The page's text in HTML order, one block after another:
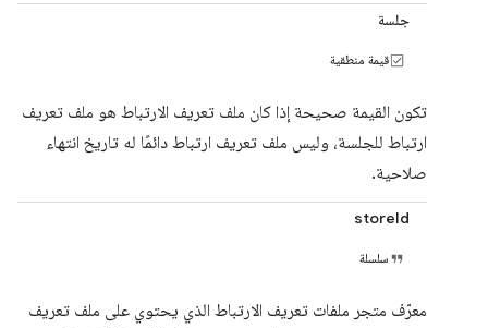
جلسة
قيمة منطقية
تكون القيمة صحيحة إذا كان ملف تعريف الارتباط هو ملف تعريف
ارتباط للجلسة، وليس ملف تعريف ارتباط دائمًا له تاريخ انتهاء
صلاحية.
storeId
سلسلة
معرّف متجر ملفات تعريف الارتباط الذي يحتوي على ملف تعريف